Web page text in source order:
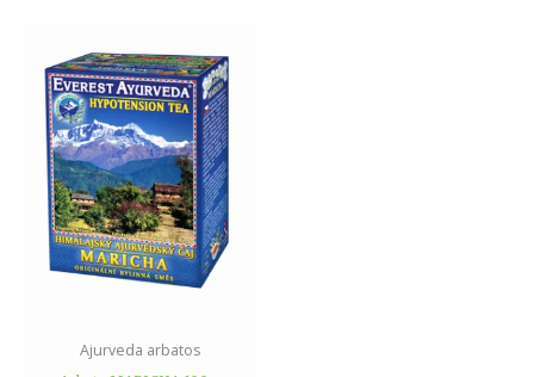
Ajurveda arbatos